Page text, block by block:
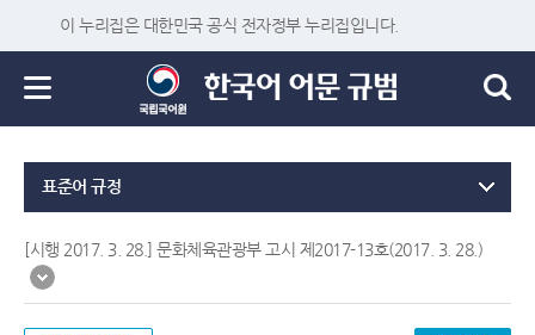
이 누리집은 대한민국 공식 전자정부 누리집입니다.
표준어 규정
[시행 2017. 3. 28.] 문화체육관광부 고시 제2017-13호(2017. 3. 28.)